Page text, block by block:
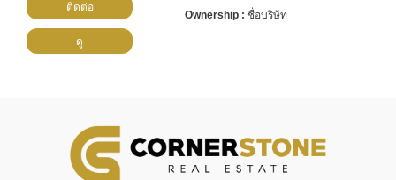
ชื่อบริษัท
ติดต่อ
ดู